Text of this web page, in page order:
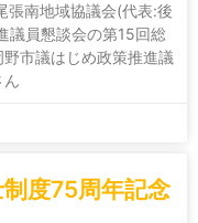
南地域協議会(代表:後
議員懇談会の第15回総
市議はじめ政策推進議
ん
度75周年記念